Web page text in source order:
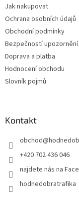
Jak nakupovat
Ochrana osobních údajů
Obchodní podmínky
Bezpečností
Doprava a platba
Hodnocení obchodu
Slovník pojmů
Kontakt
obchod@
+420 702 436 046
najdete nás na
hodnedobratrafika